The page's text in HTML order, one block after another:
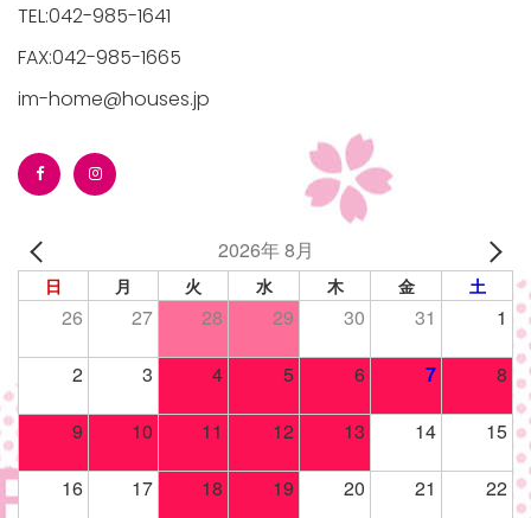
TEL:042-985-1641
FAX:042-985-1665
im-home@houses.jp
2026年 8月
日 月 火 水 木 金 土
26 27 28 29 30 31 1
2 3 4 5 6 7 8
9 10 11 12 13 14 15
16 17 18 19 20 21 22